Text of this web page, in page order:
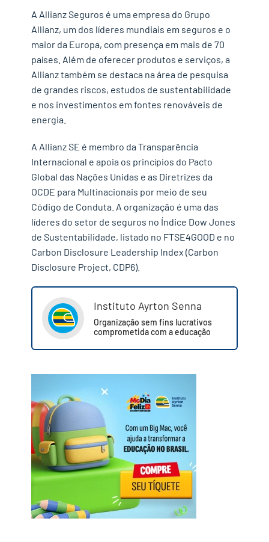
A Allianz Seguros é uma empresa do Grupo
Allianz, um dos líderes mundiais em seguros e o
maior da Europa, com presença em mais de 70
países. Além de oferecer produtos e serviços, a
Allianz também se destaca na área de pesquisa
de grandes riscos, estudos de sustentabilidade
e nos investimentos em fontes renováveis de
energia.
A Allianz SE é membro da Transparência
Internacional e apoia os princípios do Pacto
Global das Nações Unidas e as Diretrizes da
OCDE para Multinacionais por meio de seu
Código de Conduta. A organização é uma das
líderes do setor de seguros no Índice Dow Jones
de Sustentabilidade, listado no FTSE4GOOD e no
Carbon Disclosure Leadership Index (Carbon
Disclosure Project, CDP6).
Instituto Ayrton Senna
Organização sem fins lucrativos
comprometida com a educação